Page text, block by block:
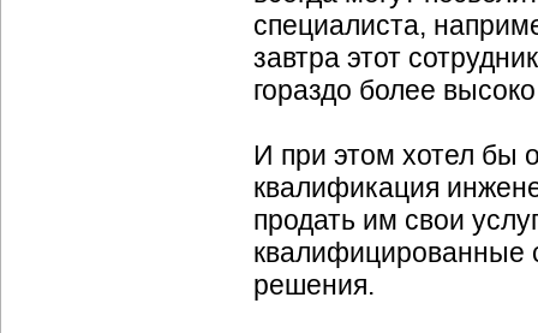
специалиста,
завтра этот
гораздо более
И при этом хотел бы
квалификация
продать им свои
квалифицированные
решения.